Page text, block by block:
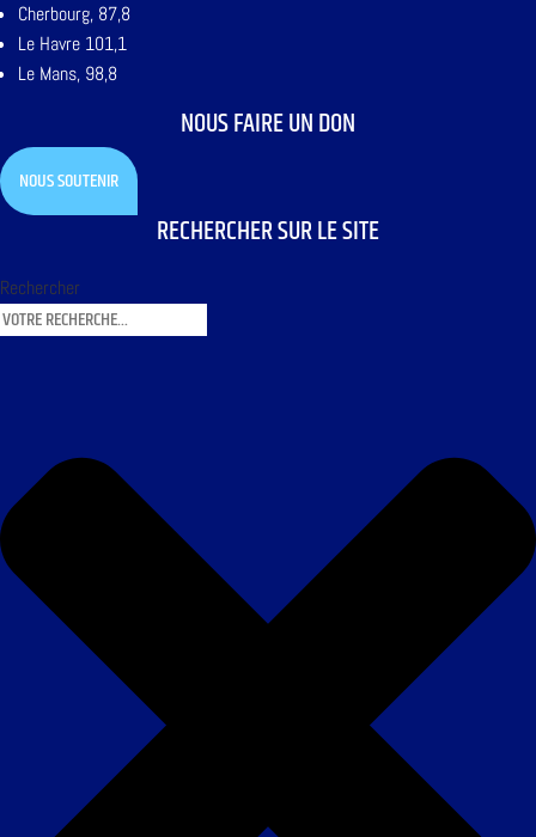
Cherbourg, 87,8
Le Havre 101,1
Le Mans, 98,8
NOUS FAIRE UN DON
NOUS SOUTENIR
RECHERCHER SUR LE SITE
Rechercher